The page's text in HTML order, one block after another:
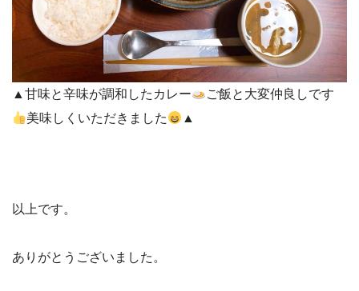
▲甘味と辛味が調和したカレー
ご飯と大変仲良しです
美味しくいただきました
▲
以上です。
ありがとうございました。